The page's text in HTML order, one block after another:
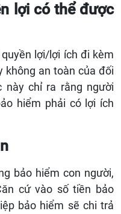
lợi có thể được
lợi/lợi ích đi kèm
không an toàn của đối
này chỉ ra rằng người
hiểm phải có lợi ích
bảo hiểm con người,
cứ vào số tiền bảo
bảo hiểm sẽ chi trả